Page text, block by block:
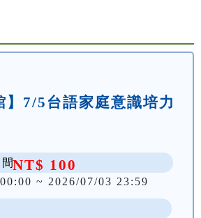
】7/5台語家庭意識培力
NT$ 100
~ 2026/07/03 23:59